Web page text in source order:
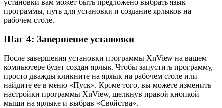
установки вам может быть предложено выбрать язык
программы, путь для установки и создание ярлыков на
рабочем столе.
Шаг 4: Завершение установки
После завершения установки программы XnView на вашем
компьютере будет создан ярлык. Чтобы запустить программу,
просто дважды кликните на ярлык на рабочем столе или
найдите ее в меню «Пуск». Кроме того, вы можете изменить
настройки программы XnView, щелкнув правой кнопкой
мыши на ярлыке и выбрав «Свойства».